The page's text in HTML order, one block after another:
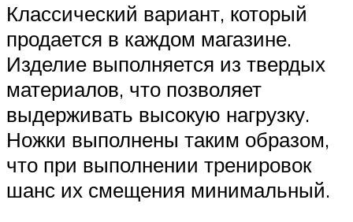
Классический вариант, который
продается в каждом магазине.
Изделие выполняется из твердых
материалов, что позволяет
выдерживать высокую нагрузку.
Ножки выполнены таким образом,
что при выполнении тренировок
шанс их смещения минимальный.